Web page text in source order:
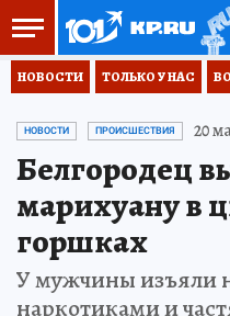
НОВОСТИ ТОЛЬКО У НАС
НОВОСТИ ПРОИСШЕСТВИЯ 20
Белгородец
марихуану в
горшках
У мужчины изъяли
наркотиками и